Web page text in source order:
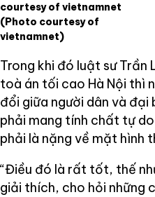
courtesy of vietnamnet
(Photo courtesy of
vietnamnet)
Trong khi đó luật sư Trần
toà án tối cao Hà Nội thì
đổi giữa người dân và đại
phải mang tính chất tự
phải là nặng về mặt hình
“Điều đó là rất tốt, thế
giải thích, cho hỏi những